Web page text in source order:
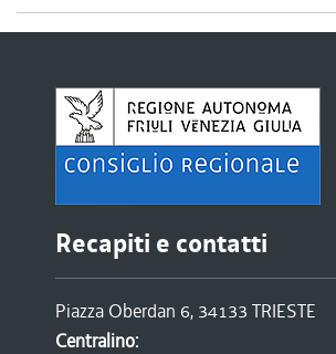
Recapiti e contatti
Piazza Oberdan 6, 34133 TRIESTE
Centralino: